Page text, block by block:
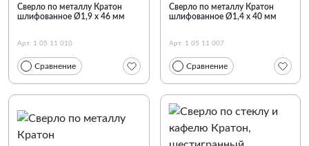
Сверло по металлу Кратон
шлифованное Ø1,9 х 46 мм
Арт. 1 05 11 010
Сравнение
Сверло по металлу Кратон
шлифованное Ø1,4 х 40 мм
Арт. 1 05 11 007
Сравнение